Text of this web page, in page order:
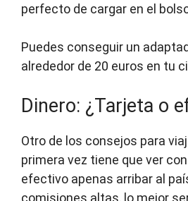
perfecto de cargar en el
Puedes conseguir un
alrededor de 20 euros en tu
Dinero: ¿Tarjeta o
Otro de los consejos para
primera vez tiene que ver
efectivo apenas arribar al
comisiones altas, lo mejor